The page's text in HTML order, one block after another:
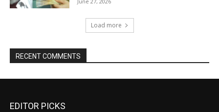
Load more
RECENT COMMENTS
EDITOR PICKS